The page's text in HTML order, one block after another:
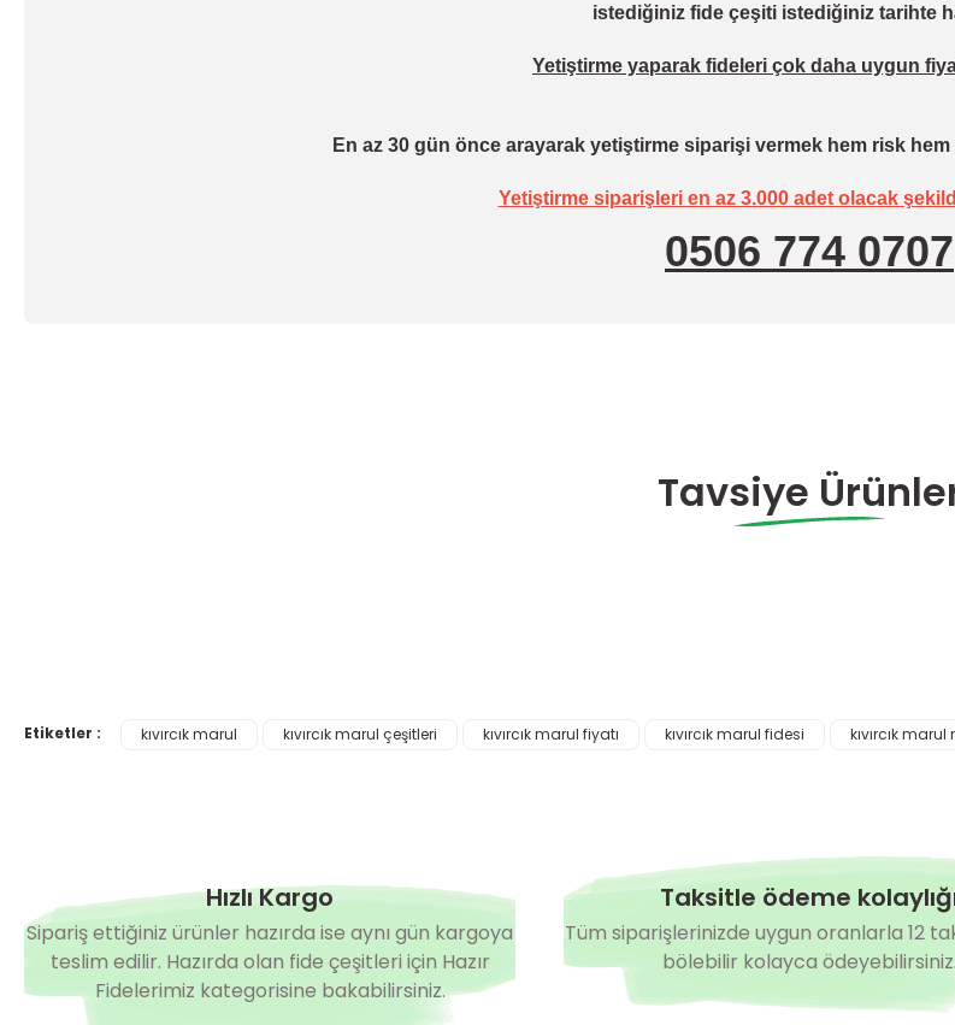
istediğiniz fide çeşiti istediğiniz tarihte
Yetiştirme yaparak fideleri çok daha uygun
En az 30 gün önce arayarak yetiştirme siparişi vermek hem risk hem
Yetiştirme siparişleri en az 3.000 adet olacak
0506 774 0707
Tavsiye
Etiketler : kıvırcık marul kıvırcık marul çeşitleri kıvırcık marul fiyatı kıvırcık marul fidesi kıvırcık
Hızlı Kargo
Sipariş ettiğiniz ürünler hazırda ise aynı gün kargoya
teslim edilir. Hazırda olan fide çeşitleri için Hazır
Fidelerimiz kategorisine bakabilirsiniz.
Taksitle ödeme
Tüm siparişlerinizde uygun oranlarla 12
bölebilir kolayca ödeyebilirsiniz.